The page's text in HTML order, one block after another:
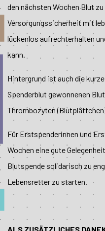
den nächsten Wochen Blut
Versorgungssicherheit mit
lückenlos aufrechterhalten
kann.
Hintergrund ist auch die
Spenderblut gewonnenen
Thrombozyten
Für Erstspenderinnen und
Wochen eine gute
Blutspende solidarisch zu
Lebensretter zu starten.